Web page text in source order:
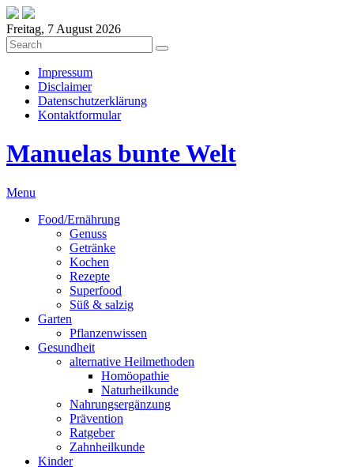
Freitag, 7 August 2026
Impressum
Disclaimer
Datenschutzerklärung
Kontaktformular
Manuelas bunte Welt
Menu
Food/Ernährung
Genuss
Getränke
Kochen
Rezepte
Superfood
Süß & salzig
Garten
Pflanzenwissen
Gesundheit
alternative Heilmethoden
Homöopathie
Naturheilkunde
Nahrungsergänzung
Prävention
Ratgeber
Zahnheilkunde
Kinder